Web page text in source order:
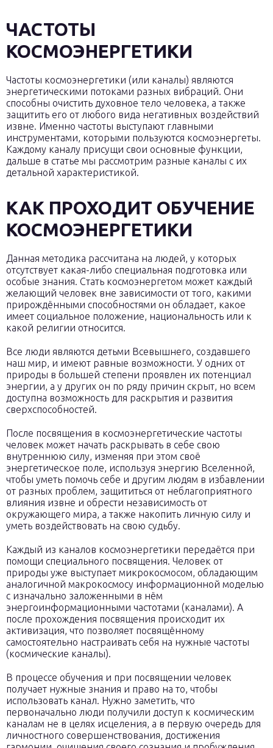
ЧАСТОТЫ
КОСМОЭНЕРГЕТИКИ
Частоты космоэнергетики (или каналы) являются
энергетическими потоками разных вибраций. Они
способны очистить духовное тело человека, а также
защитить его от любого вида негативных воздействий
извне. Именно частоты выступают главными
инструментами, которыми пользуются космоэнергеты.
Каждому каналу присущи свои основные функции,
дальше в статье мы рассмотрим разные каналы с их
детальной характеристикой.
КАК ПРОХОДИТ ОБУЧЕНИЕ
КОСМОЭНЕРГЕТИКИ
Данная методика рассчитана на людей, у которых
отсутствует какая-либо специальная подготовка или
особые знания. Стать космоэнергетом может каждый
желающий человек вне зависимости от того, какими
прирождёнными способностями он обладает, какое
имеет социальное положение, национальность или к
какой религии относится.
Все люди являются детьми Всевышнего, создавшего
наш мир, и имеют равные возможности. У одних от
природы в большей степени проявлен их потенциал
энергии, а у других он по ряду причин скрыт, но всем
доступна возможность для раскрытия и развития
сверхспособностей.
После посвящения в космоэнергетические частоты
человек может начать раскрывать в себе свою
внутреннюю силу, изменяя при этом своё
энергетическое поле, используя энергию Вселенной,
чтобы уметь помочь себе и другим людям в избавлении
от разных проблем, защититься от неблагоприятного
влияния извне и обрести независимость от
окружающего мира, а также накопить личную силу и
уметь воздействовать на свою судьбу.
Каждый из каналов космоэнергетики передаётся при
помощи специального посвящения. Человек от
природы уже выступает микрокосмосом, обладающим
аналогичной макрокосмосу информационной моделью
с изначально заложенными в нём
энергоинформационными частотами (каналами). А
после прохождения посвящения происходит их
активизация, что позволяет посвящённому
самостоятельно настраивать себя на нужные частоты
(космические каналы).
В процессе обучения и при посвящении человек
получает нужные знания и право на то, чтобы
использовать канал. Нужно заметить, что
первоначально люди получили доступ к космическим
каналам не в целях исцеления, а в первую очередь для
личностного совершенствования, достижения